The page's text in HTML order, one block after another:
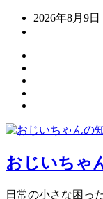
ッ
2026年8月9日
おじいちゃ
日常の小さな困っ